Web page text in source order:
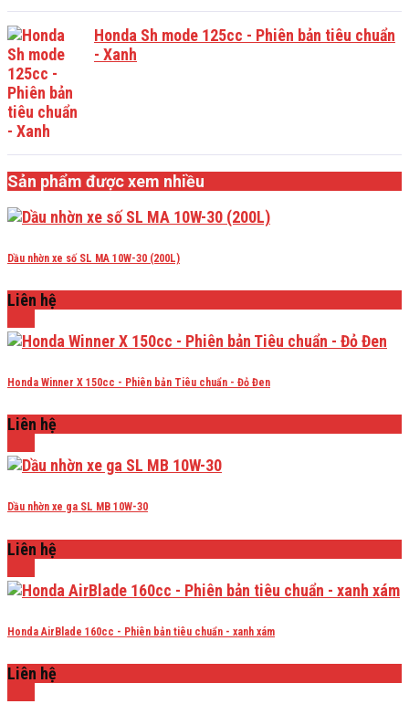
Honda Sh mode 125cc - Phiên bản tiêu chuẩn
- Xanh
Sản phẩm được xem nhiều
Dầu nhờn xe số SL MA 10W-30 (200L)
Liên hệ
Honda Winner X 150cc - Phiên bản Tiêu chuẩn - Đỏ Đen
Liên hệ
Dầu nhờn xe ga SL MB 10W-30
Liên hệ
Honda AirBlade 160cc - Phiên bản tiêu chuẩn - xanh xám
Liên hệ